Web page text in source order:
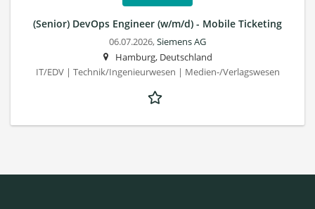
(Senior) DevOps Engineer (w/m/d) - Mobile Ticketing
06.07.2026,Siemens AG
Hamburg, Deutschland
IT/EDV | Technik/Ingenieurwesen | Medien-/Verlagswesen